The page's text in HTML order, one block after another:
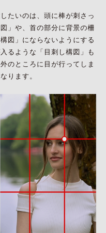
たいのは、頭に棒が刺さっ
」や、首の部分に背景の柵
図」にならないようにする
るような「目刺し構図」も
のところに目が行ってしま
ります。